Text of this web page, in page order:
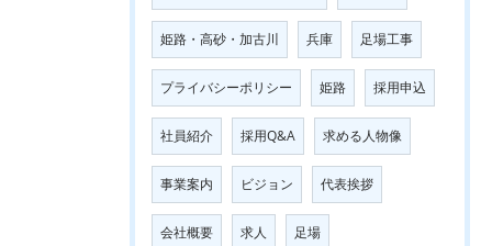
姫路・高砂・加古川 兵庫 足場工事
プライバシーポリシー 姫路 採用申込
社員紹介 採用Q&A 求める人物像
事業案内 ビジョン 代表挨拶
会社概要 求人 足場